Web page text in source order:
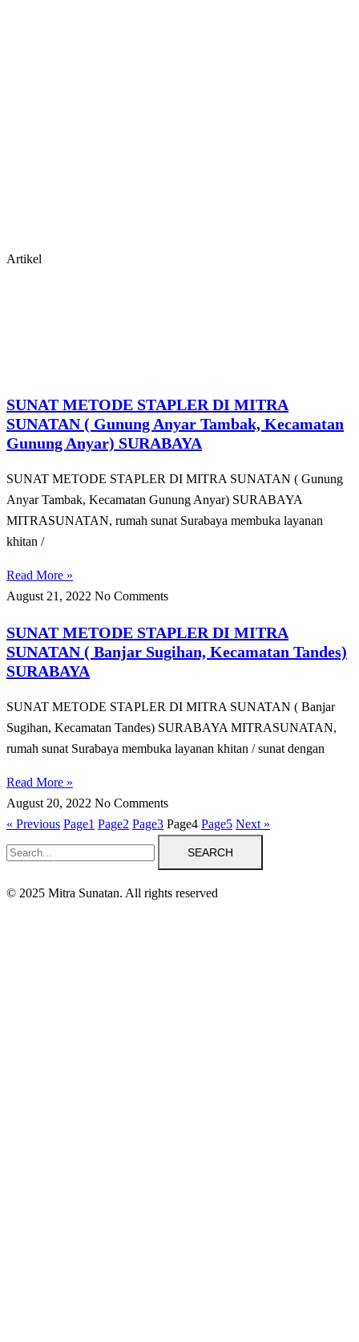
Artikel
SUNAT METODE STAPLER DI MITRA
SUNATAN ( Gunung Anyar Tambak, Kecamatan
Gunung Anyar) SURABAYA
SUNAT METODE STAPLER DI MITRA SUNATAN ( Gunung
Anyar Tambak, Kecamatan Gunung Anyar) SURABAYA
MITRASUNATAN, rumah sunat Surabaya membuka layanan
khitan /
Read More »
August 21, 2022 No Comments
SUNAT METODE STAPLER DI MITRA
SUNATAN ( Banjar Sugihan, Kecamatan Tandes)
SURABAYA
SUNAT METODE STAPLER DI MITRA SUNATAN ( Banjar
Sugihan, Kecamatan Tandes) SURABAYA MITRASUNATAN,
rumah sunat Surabaya membuka layanan khitan / sunat dengan
Read More »
August 20, 2022 No Comments
« Previous Page1 Page2 Page3 Page4 Page5 Next »
SEARCH
© 2025 Mitra Sunatan. All rights reserved